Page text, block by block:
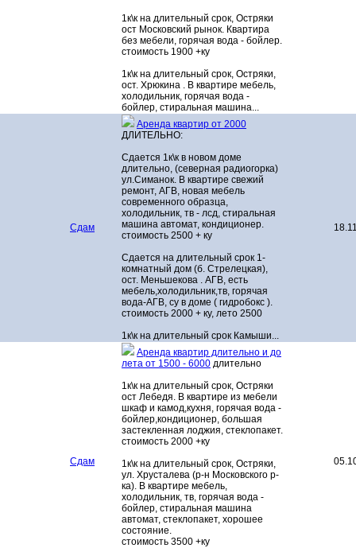
1к\к на длительный срок, Остряки
ост Московский рынок. Квартира
без мебели, горячая вода - бойлер.
стоимость 1900 +ку
1к\к на длительный срок, Остряки,
ост. Хрюкина . В квартире мебель,
холодильник, горячая вода -
бойлер, стиральная машина...
Сдам
Аренда квартир от 2000
ДЛИТЕЛЬНО:
Сдается 1к\к в новом доме
длительно, (северная радиогорка)
ул.Симанок. В квартире свежий
ремонт, АГВ, новая мебель
современного образца,
холодильник, тв - лсд, стиральная
машина автомат, кондиционер.
стоимость 2500 + ку
Сдается на длительный срок 1-
комнатный дом (б. Стрелецкая),
ост. Меньшекова . АГВ, есть
мебель,холодильник,тв, горячая
вода-АГВ, су в доме ( гидробокс ).
стоимость 2000 + ку, лето 2500
1к\к на длительный срок Камыши...
Сдам
Аренда квартир длительно и до
лета от 1500 - 6000 длительно
1к\к на длительный срок, Остряки
ост Лебедя. В квартире из мебели
шкаф и камод,кухня, горячая вода -
бойлер,кондиционер, большая
застекленная лоджия, стеклопакет.
стоимость 2000 +ку
1к\к на длительный срок, Остряки,
ул. Хрусталева (р-н Московского р-
ка). В квартире мебель,
холодильник, тв, горячая вода -
бойлер, стиральная машина
автомат, стеклопакет, хорошее
состояние.
стоимость 3500 +ку